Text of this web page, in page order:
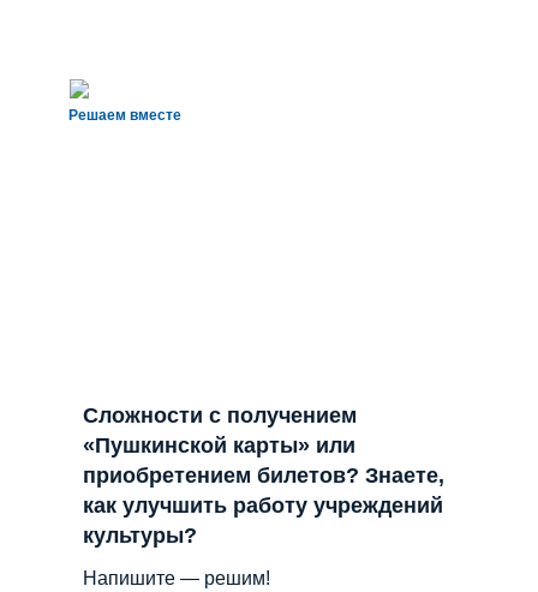
Решаем вместе
Сложности с получением
«Пушкинской карты» или
приобретением билетов? Знаете,
как улучшить работу учреждений
культуры?
Напишите — решим!